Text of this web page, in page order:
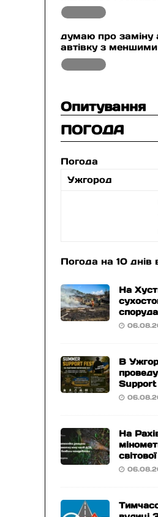
думаю про заміну
автівку з
Опитування
ПОГОДА
Погода
Ужгород
Погода на 10 днів
На
споруда
В
На